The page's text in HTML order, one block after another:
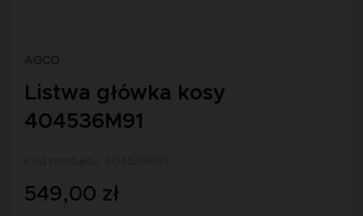
AGCO
Listwa główka kosy
404536M91
549,00 zł